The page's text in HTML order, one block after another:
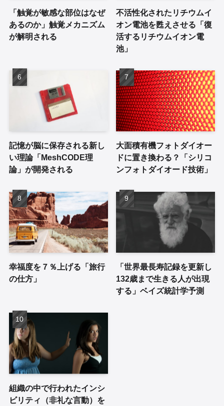
「触覚が敏感な部位はなぜ
あるのか」触覚メカニズム
が解明される
不活性化されたリチウムイ
オン電池を甦えさせる「復
活するリチウムイオン電
池」
記憶が脳に保存される新し
い理論「MeshCODE理
論」が開発される
大面積有機フォトダイオー
ドに置き換わる？「シリコ
ンフォトダイオード技術」
幸福度を７％上げる「旅行
の仕方」
「世界最長寿記録を更新し
132歳まで生きる人が出現
する」ベイズ統計学予測
組織の中で行われたインシ
ビリティ（非礼な言動）を